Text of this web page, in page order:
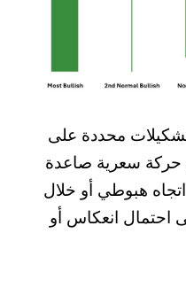
محددة على
حركة سعرية صاعدة
هبوطي أو خلال
احتمال انعكاس أو